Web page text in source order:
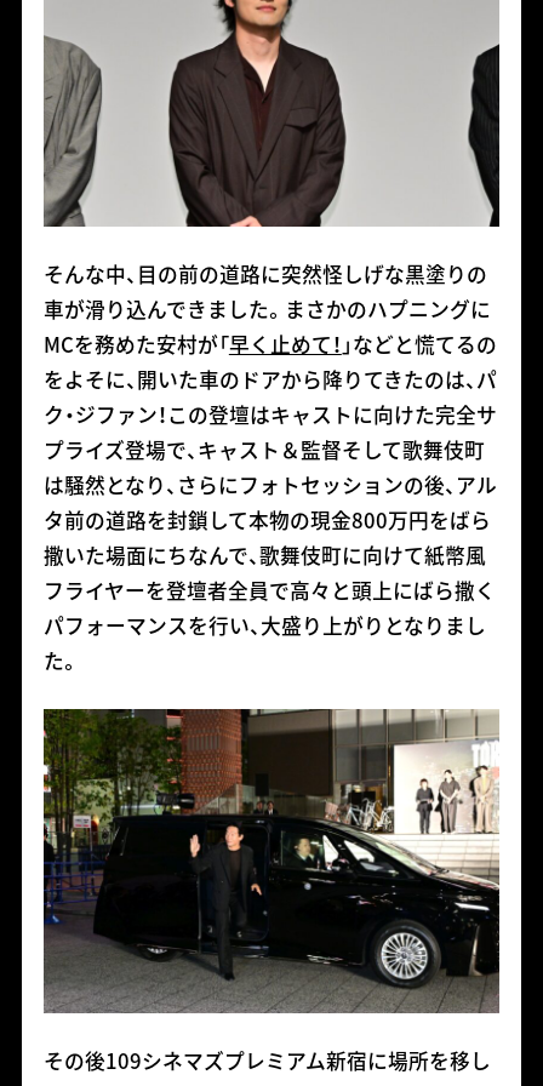
そんな中、目の前の道路に突然怪しげな黒塗りの
車が滑り込んできました。まさかのハプニングに
MCを務めた安村が「早く止めて！ 」などと慌てるの
をよそに、開いた車のドアから降りてきたのは、パ
ク・ジファン！この登壇はキャストに向けた完全サ
プライズ登場で、キャスト＆監督そして歌舞伎町
は騒然となり、さらにフォトセッションの後、アル
タ前の道路を封鎖して本物の現金800万円をばら
撒いた場面にちなんで、歌舞伎町に向けて紙幣風
フライヤーを登壇者全員で高々と頭上にばら撒く
パフォーマンスを行い、大盛り上がりとなりまし
た。
その後109シネマズプレミアム新宿に場所を移し